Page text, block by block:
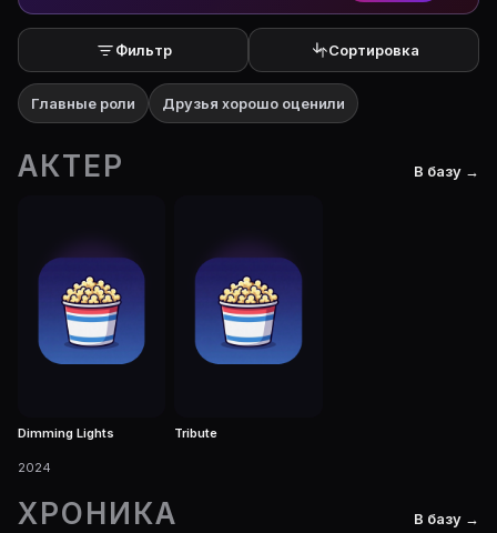
Фильтр Сортировка
Главные роли Друзья хорошо оценили
АКТЕР В базу →
Dimming Lights
2024
Tribute
ХРОНИКА В базу →